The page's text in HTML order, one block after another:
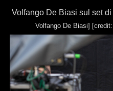
Volfango De Biasi sul set
Volfango De Biasi]